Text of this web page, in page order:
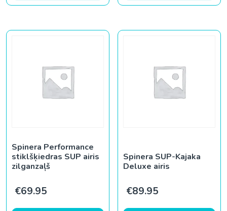
Spinera Performance
stiklšķiedras SUP airis
zilganzaļš
€69.95
Spinera SUP-Kajaka
Deluxe airis
€89.95